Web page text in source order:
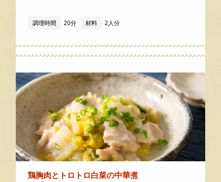
調理時間 20分 材料 2人分
鶏胸肉とトロトロ白菜の中華煮